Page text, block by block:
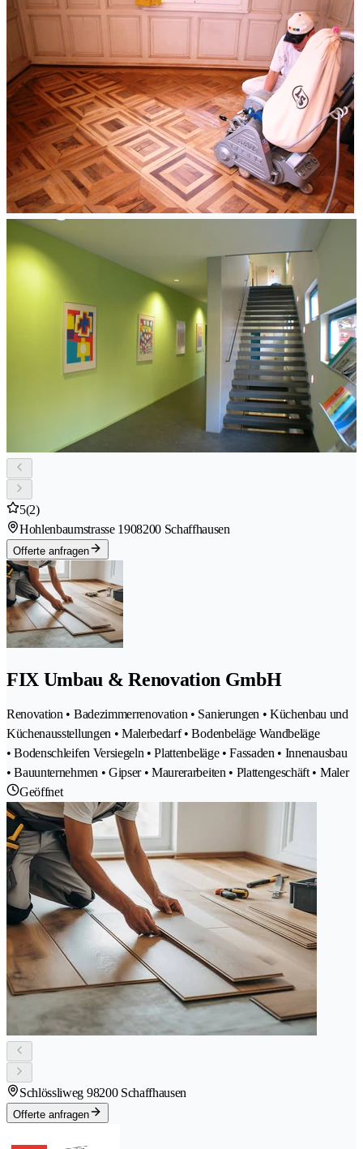
5(2)
Hohlenbaumstrasse 1908200 Schaffhausen
Offerte anfragen
FIX Umbau & Renovation GmbH
Renovation • Badezimmerrenovation • Sanierungen • Küchenbau und
Küchenausstellungen • Malerbedarf • Bodenbeläge Wandbeläge
• Bodenschleifen Versiegeln • Plattenbeläge • Fassaden • Innenausbau
• Bauunternehmen • Gipser • Maurerarbeiten • Plattengeschäft • Maler
Geöffnet
Schlössliweg 98200 Schaffhausen
Offerte anfragen